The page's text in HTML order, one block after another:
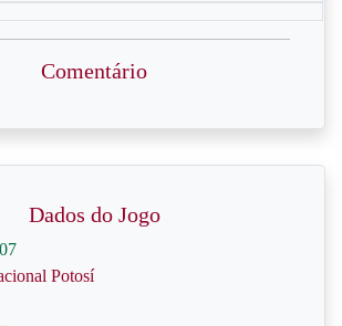
Comentário
Dados do Jogo
Potosí